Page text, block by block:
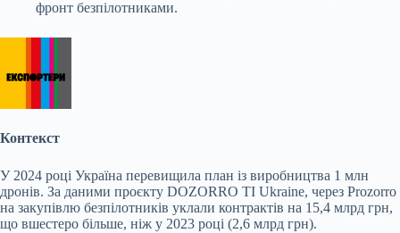
фронт безпілотниками.
Контекст
У 2024 році Україна перевищила план із виробництва 1 млн
дронів. За даними проєкту DOZORRO TI Ukraine, через Prozorro
на закупівлю безпілотників уклали контрактів на 15,4 млрд грн,
що вшестеро більше, ніж у 2023 році (2,6 млрд грн).